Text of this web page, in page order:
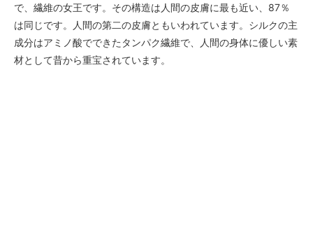
で、繊維の女王です。その構造は人間の皮膚に最も近い、87％
は同じです。人間の第二の皮膚ともいわれています。シルクの主
成分はアミノ酸でできたタンパク繊維で、人間の身体に優しい素
材として昔から重宝されています。